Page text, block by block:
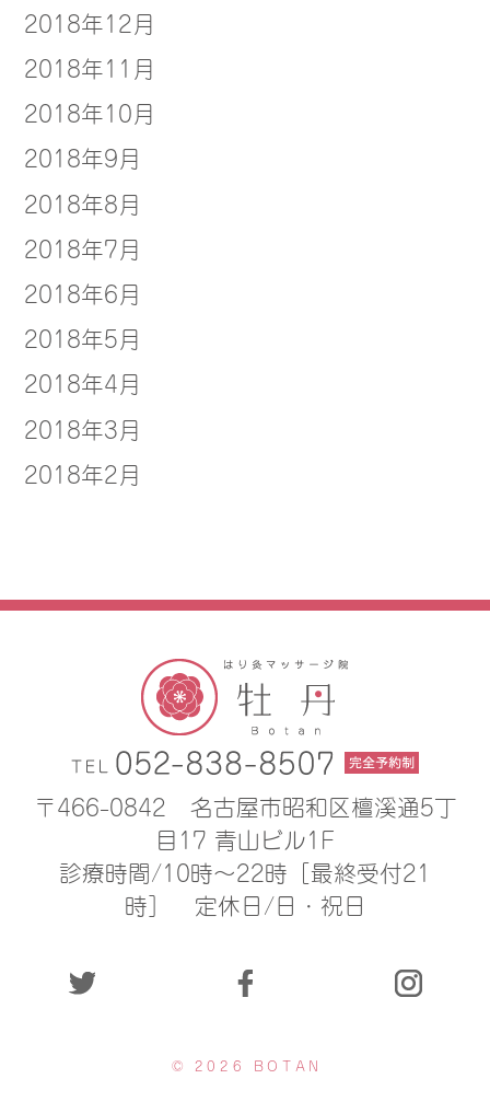
2018年12月
2018年11月
2018年10月
2018年9月
2018年8月
2018年7月
2018年6月
2018年5月
2018年4月
2018年3月
2018年2月
〒466-0842
名古屋市昭和区檀溪通5丁
目17 青山ビル1F
診療時間/10時〜22時［最終受付21
時］
定休日/日・祝日
© 2026 BOTAN